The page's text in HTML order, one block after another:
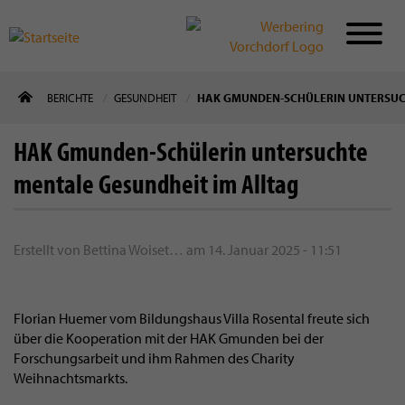
zum
BERICHTE GESUNDHEIT HAK GMUNDEN-SCHÜLERIN
HAK Gmunden-Schülerin untersuchte
mentale Gesundheit im Alltag
Erstellt von Bettina Woiset… am 14. Januar 2025 - 11:51
Florian Huemer vom Bildungshaus Villa Rosental freute sich
über die Kooperation mit der HAK Gmunden bei der
Forschungsarbeit und ihm Rahmen des Charity
Weihnachtsmarkts.